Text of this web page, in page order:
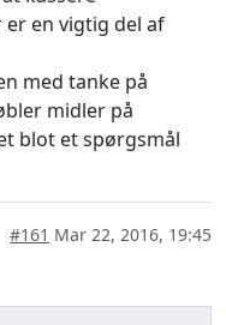
en vigtig del af
med tanke på
midler på
blot et spørgsmål
#161 Mar 22, 2016, 19:45